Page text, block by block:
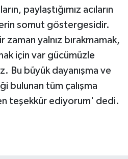
paylaştığımız acıların
somut göstergesidir.
yalnız bırakmamak,
için var gücümüzle
Bu büyük dayanışma ve
bulunan tüm çalışma
teşekkür ediyorum' dedi.